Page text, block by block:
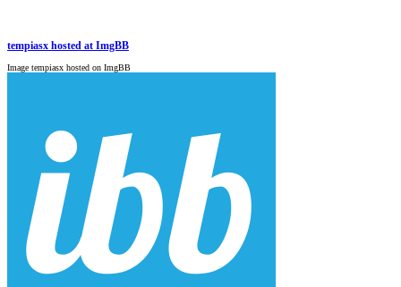
tempiasx hosted at ImgBB
Image tempiasx hosted on ImgBB